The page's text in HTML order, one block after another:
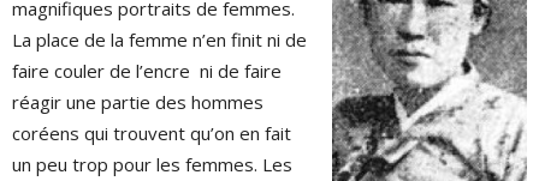
magnifiques portraits de femmes.
La place de la femme n’en finit ni de
faire couler de l’encre ni de faire
réagir une partie des hommes
coréens qui trouvent qu’on en fait
un peu trop pour les femmes. Les